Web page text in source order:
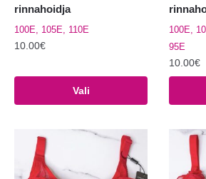
rinnahoidja
100E, 105E, 110E
10.00€
Vali
on
varianti.
Valikuid
saab
100E,
95E
10.00€
tootel
mitu
varianti.
Valikuid